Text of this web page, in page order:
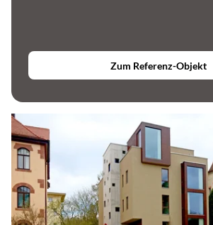
Zum Referenz-Objekt